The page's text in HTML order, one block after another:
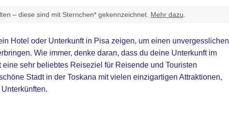
– diese sind mit Sternchen* gekennzeichnet. Mehr dazu.
Hotel oder Unterkunft in Pisa zeigen, um einen unvergesslichen
Wie immer, denke daran, dass du deine Unterkunft im
sehr beliebtes Reiseziel für Reisende und Touristen
Stadt in der Toskana mit vielen einzigartigen Attraktionen,